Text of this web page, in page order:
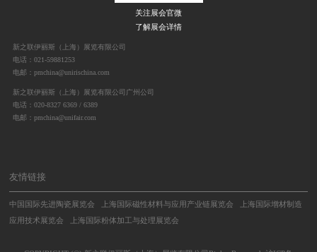
关注展会官微
了解展会详情
新之联伊丽斯（上海）展览有限公司
电话：021-59881253
电邮：pmchina@unirischina.com
新之联伊丽斯（上海）展览有限公司广州公司
电话：020-8327 6369 / 6389
电邮：pmchina@unifair.com
友情链接
中国国际先进陶瓷展览会 上海国际磁性材料与应用产业链展览会
上海国际增材制造
应用技术展览会
上海国际粉体加工与处理展览会